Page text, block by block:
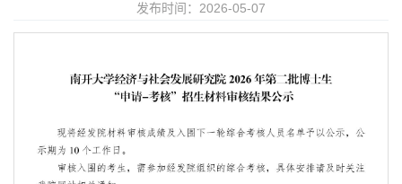
发布时间：2026-05-07